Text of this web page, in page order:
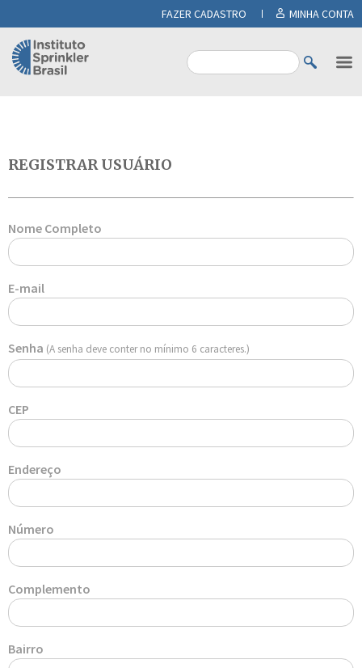
FAZER CADASTRO MINHA CONTA
REGISTRAR USUÁRIO
Nome Completo
E-mail
Senha (A senha deve conter no mínimo 6 caracteres.)
CEP
Endereço
Número
Complemento
Bairro